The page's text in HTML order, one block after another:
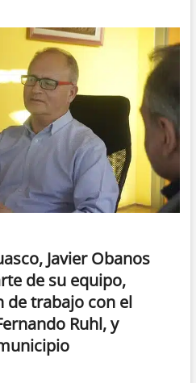
Javier Obanos
de su equipo,
de trabajo con el
Ruhl, y